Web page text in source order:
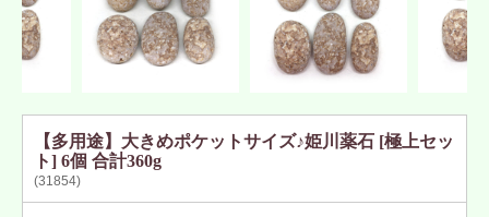
【多用途】大きめポケットサイズ♪姫川薬石 [極上セッ
ト] 6個 合計360g
(31854)